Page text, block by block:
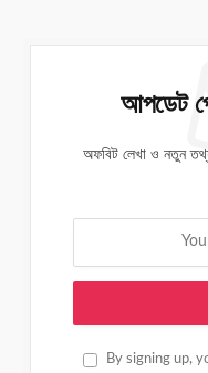
আপডেট
অফবিট লেখা ও নতুন
By signing up,